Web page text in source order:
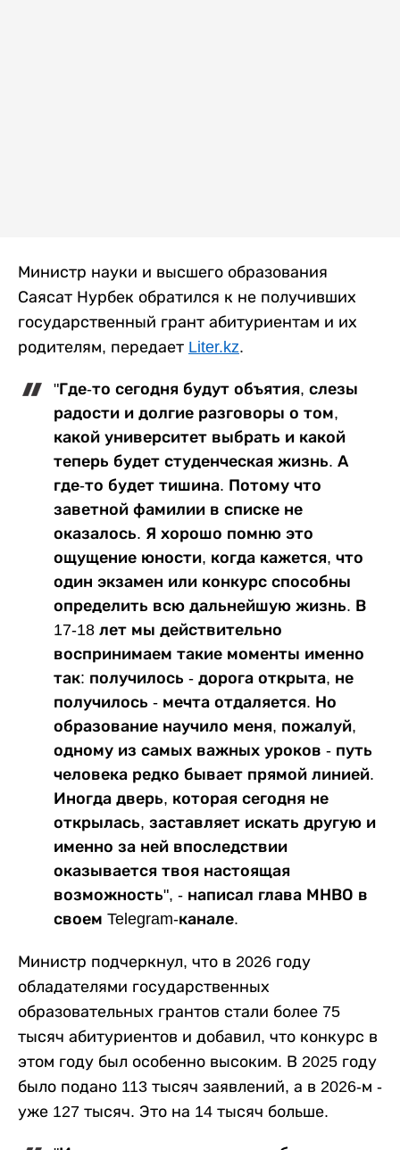
Министр науки и высшего образования
Саясат Нурбек обратился к не получивших
государственный грант абитуриентам и их
родителям, передает Liter.kz.
"Где-то сегодня будут объятия, слезы
радости и долгие разговоры о том,
какой университет выбрать и какой
теперь будет студенческая жизнь. А
где-то будет тишина. Потому что
заветной фамилии в списке не
оказалось. Я хорошо помню это
ощущение юности, когда кажется, что
один экзамен или конкурс способны
определить всю дальнейшую жизнь. В
17-18 лет мы действительно
воспринимаем такие моменты именно
так: получилось - дорога открыта, не
получилось - мечта отдаляется. Но
образование научило меня, пожалуй,
одному из самых важных уроков - путь
человека редко бывает прямой линией.
Иногда дверь, которая сегодня не
открылась, заставляет искать другую и
именно за ней впоследствии
оказывается твоя настоящая
возможность", - написал глава МНВО в
своем Telegram-канале.
Министр подчеркнул, что в 2026 году
обладателями государственных
образовательных грантов стали более 75
тысяч абитуриентов и добавил, что конкурс в
этом году был особенно высоким. В 2025 году
было подано 113 тысяч заявлений, а в 2026-м -
уже 127 тысяч. Это на 14 тысяч больше.